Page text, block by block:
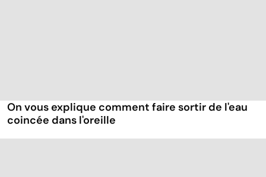
On vous explique comment faire sortir de l'eau
coincée dans l'oreille